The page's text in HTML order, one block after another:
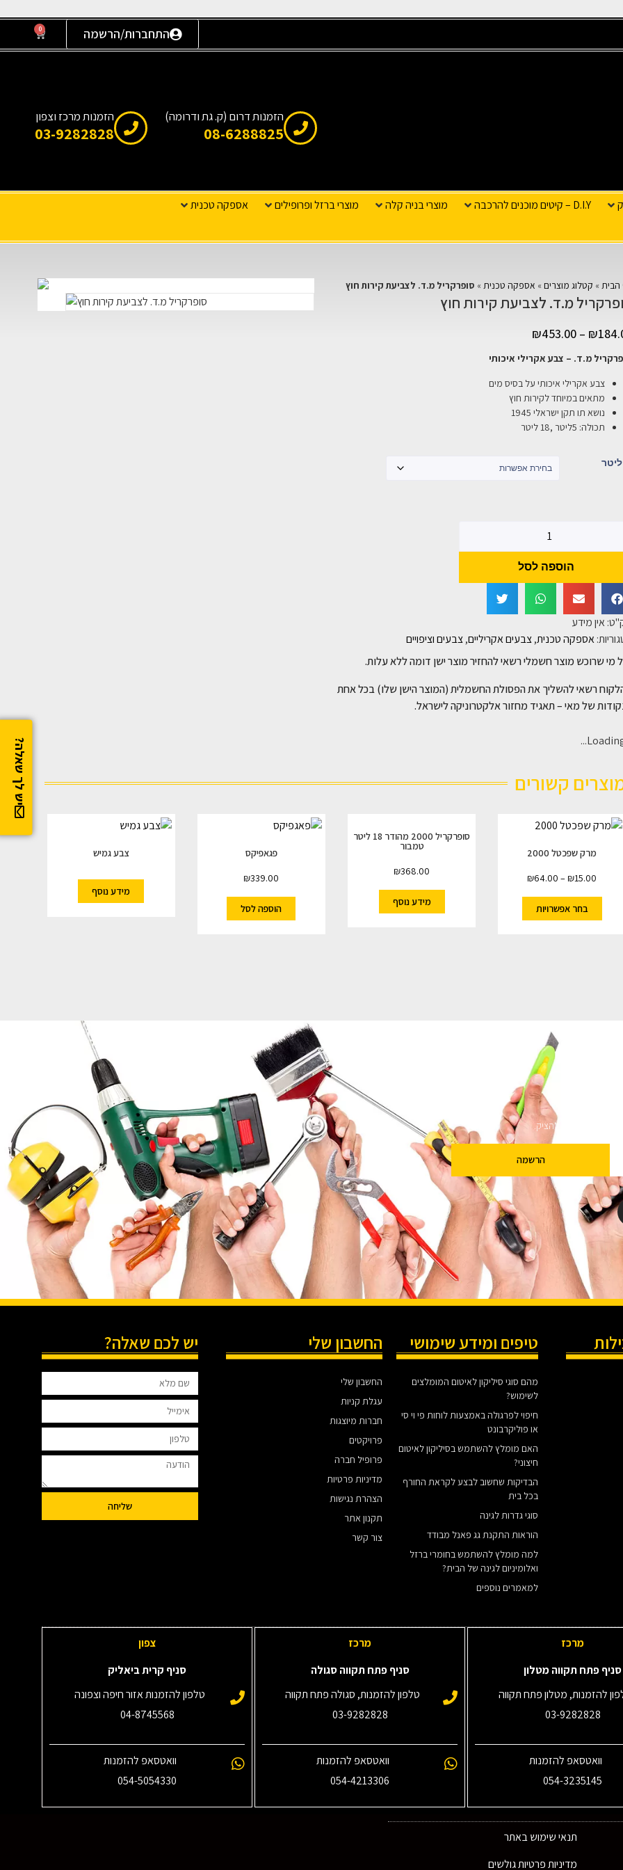
התחברות/הרשמה 0
יש לך שאלה?
הזמנות דרום (ק. גת ודרומה)
08-6288825
הזמנות מרכז וצפון
03-9282828
D.I.Y – קיטים מוכנים להרכבה מוצרי בניה קלה מוצרי ברזל ופרופילים
אספקה טכנית
הבית» קטלוג מוצרים» אספקה טכנית» סופרקריל מ.ד. לצביעת קירות חוץ
מ.ד. לצביעת קירות חוץ
₪
–
₪453.00
מ.ד. – צבע אקרילי איכותי
צבע אקרילי איכותי על בסיס מים
מתאים במיוחד לקירות חוץ
נושא תו תקן ישראלי 1945
תכולה: 5ליטר ,18 ליטר
ליטר
הוספה לסל
אין מידע
אספקה טכנית,צבעים אקריליים,צבעים וציפויים
מי שרוכש מוצר חשמלי רשאי להחזיר מוצר ישן דומה ללא עלות.
רשאי להשליך את הפסולת החשמלית (המוצר הישן שלו) בכל אחת
של מאי – תאגיד מחזור אלקטרוניקה לישראל.
קשורים
מרק שפכטל 2000
₪15.00
–
₪64.00
בחר אפשרויות
סופרקריל 2000 מהודר 18 ליטר
טמבור
₪368.00
מידע נוסף
פגאפיקס
₪339.00
הוספה לסל
צבע גמיש
מידע נוסף
מבטיחים לא להציק.
הרשמה
טיפים ומידע שימושי
מהם סוגי סיליקון לאיטום המומלצים
לשימוש?
חיפוי לפרגולה באמצעות לוחות פי וי סי
או פוליקרבונט
האם מומלץ להשתמש בסיליקון לאיטום
חיצוני?
הבדיקות שחשוב לבצע לקראת החורף
בכל בית
סוגי גדרות לגינה
הוראות התקנת גג פאנל מבודד
למה מומלץ להשתמש בחומרי ברזל
ואלומיניום לגינה של הבית?
למאמרים נוספים
החשבון שלי
החשבון שלי
עגלת קניות
חברות מיוצגות
פרויקטים
פרופיל חברה
מדיניות פרטיות
הצהרת נגישות
תקנון אתר
צור קשר
יש לכם שאלה?
שליחה
מרכז
סניף פתח תקווה מטלון
להזמנות, מטלון פתח תקווה
03-9282828
וואטסאפ להזמנות
054-3235145‎
מרכז
סניף פתח תקווה סגולה
טלפון להזמנות, סגולה פתח תקווה
03-9282828
וואטסאפ להזמנות
054-4213306
צפון
סניף קרית ביאליק
טלפון להזמנות אזור חיפה וצפונה
04-8745568
וואטסאפ להזמנות
054-5054330
תנאי שימוש באתר
מדיניות פרטיות גולשים